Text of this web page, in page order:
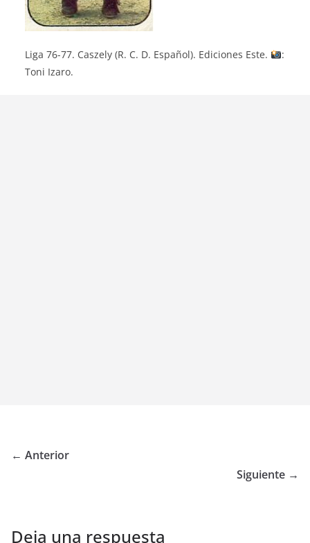
Liga 76-77. Caszely (R. C. D. Español). Ediciones Este.
:
Toni Izaro.
← Anterior
Siguiente →
Deja una respuesta